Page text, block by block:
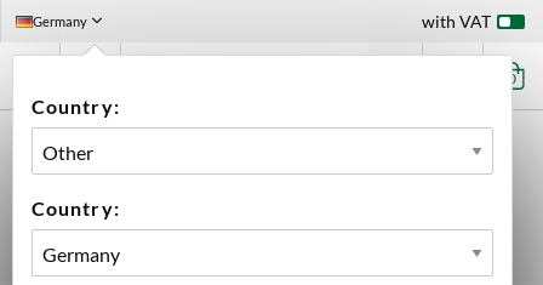
Germany
Country:
Country:
with VAT
0
DM FIT 3/16" COLLET TAPCOOLER